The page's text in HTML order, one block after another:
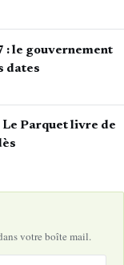
: le gouvernement
dates
Le Parquet livre de
votre boîte mail.